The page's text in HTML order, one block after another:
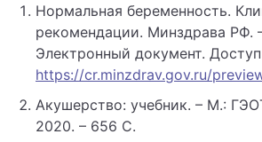
Нормальная беременность.
рекомендации. Минздрава РФ.
Электронный документ.
https://cr.minzdrav.gov.ru/
Акушерство: учебник. – М.:
2020. – 656 C.